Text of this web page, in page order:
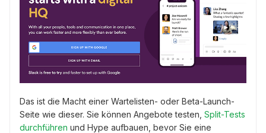
Das ist die Macht einer Wartelisten- oder Beta-Launch-
Seite wie dieser. Sie können Angebote testen, Split-Tests
durchführen und Hype aufbauen, bevor Sie eine